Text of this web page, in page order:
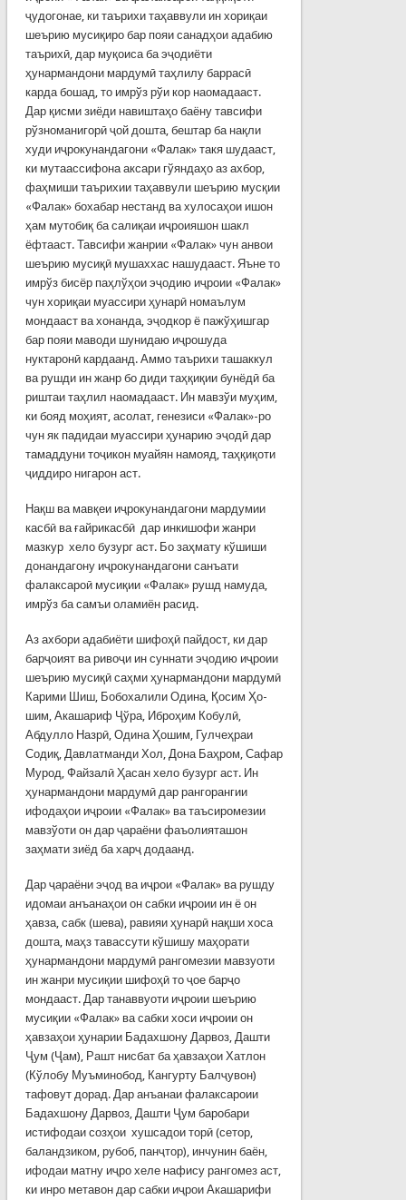
ҷудогонае, ки таърихи таҳаввули ин хориқаи
шеърию мусиқиро бар пояи санадҳои адабию
таърихӣ, дар муқоиса ба эҷодиёти
ҳунармандони мардумӣ таҳлилу баррасӣ
карда бошад, то имрўз рўи кор наомадааст.
Дар қисми зиёди навиштаҳо баёну тавсифи
рўзноманигорӣ ҷой дошта, бештар ба нақли
худи иҷрокунандагони «Фалак» такя шудааст,
ки мутаассифона аксари гўяндаҳо аз ахбор,
фаҳмиши таърихии таҳаввули шеърию мусқии
«Фалак» бохабар нестанд ва хулосаҳои ишон
ҳам мутобиқ ба салиқаи иҷроияшон шакл
ёфтааст. Тавси­фи жанрии «Фалак» чун анвои
шеърию мусиқӣ мушаххас нашудааст. Яъне то
имрўз бисёр паҳлўҳои эҷодию иҷроии «Фа­лак»
чун хориқаи муассири ҳунарӣ номаълум
мондааст ва хонанда, эҷодкор ё пажўҳишгар
бар пояи маводи шунидаю иҷрошуда
нуктаронӣ кардаанд. Аммо таърихи ташаккул
ва рушди ин жанр бо диди таҳқиқии бунёдӣ ба
риштаи таҳлил наомадааст. Ин мавзўи муҳим,
ки бояд моҳият, асолат, генезиси «Фалак»-ро
чун як падидаи муассири ҳунарию эҷодӣ дар
тамаддуни тоҷикон муайян намояд, таҳқиқоти
ҷиддиро нигарон аст.
Нақш ва мавқеи иҷрокунандагони мардумии
касбӣ ва ғайрикасбӣ дар инкишофи жанри
мазкур хело бузург аст. Бо заҳмату кўшиши
донандагону иҷрокунандагони санъати
фалаксароӣ мусиқии «Фалак» рушд намуда,
имрўз ба самъи оламиён расид.
Аз ахбори адабиёти шифоҳӣ пайдост, ки дар
барҷоият ва ривоҷи ин суннати эҷодию иҷроии
шеърию мусиқӣ саҳми ҳунармандони мардумӣ
Карими Шиш, Бобохалили Одина, Қосим Ҳо­
шим, Акашариф Ҷўра, Иброҳим Кобулӣ,
Абдулло Назрӣ, Одина Ҳошим, Гулчеҳраи
Содиқ, Давлатманди Хол, Дона Баҳром, Сафар
Мурод, Файзалӣ Ҳасан хело бузург аст. Ин
ҳунармандони мардумӣ дар рангорангии
ифодаҳои иҷроии «Фалак» ва таъсиромезии
мавзўоти он дар ҷараёни фаъолияташон
заҳмати зиёд ба харҷ додаанд.
Дар ҷараёни эҷод ва иҷрои «Фалак» ва рушду
идомаи анъанаҳои он сабки иҷроии ин ё он
ҳавза, сабк (шева), равияи ҳунарӣ нақши хоса
дошта, маҳз тавассути кўшишу маҳорати
ҳунармандони мардумӣ рангомезии мавзуоти
ин жанри мусиқии шифоҳӣ то ҷое барҷо
мондааст. Дар танаввуоти иҷроии шеърию
мусиқии «Фалак» ва сабки хоси иҷроии он
ҳавзаҳои ҳунарии Бадахшону Дарвоз, Дашти
Ҷум (Ҷам), Рашт нисбат ба ҳавзаҳои Хатлон
(Кўлобу Муъминобод, Кангурту Балҷувон)
тафовут дорад. Дар анъанаи фалаксароии
Бадахшону Дарвоз, Дашти Ҷум баробари
истифодаи созҳои хушсадои торӣ (сетор,
баландзиком, рубоб, панҷтор), инчунин баён,
ифодаи матну иҷро хеле нафису рангомез аст,
ки инро метавон дар сабки иҷрои Акашарифи